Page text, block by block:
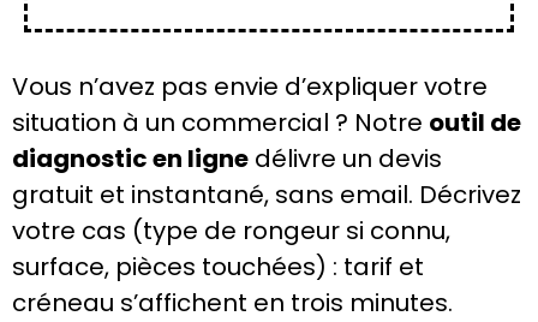
Vous n’avez pas envie d’expliquer votre
situation à un commercial ? Notre outil de
diagnostic en ligne délivre un devis
gratuit et instantané, sans email. Décrivez
votre cas (type de rongeur si connu,
surface, pièces touchées) : tarif et
créneau s’affichent en trois minutes.